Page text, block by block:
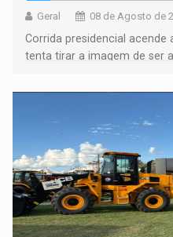
Geral 08 de Agosto de
Corrida presidencial acende
tenta tirar a imagem de ser
não ter entrado no modo